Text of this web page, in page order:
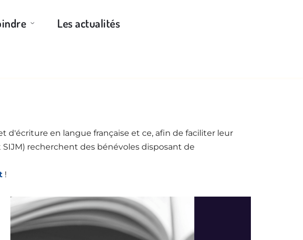
Les actualités
d'écriture en langue française et ce, afin de faciliter leur
SIJM) recherchent des bénévoles disposant de
!